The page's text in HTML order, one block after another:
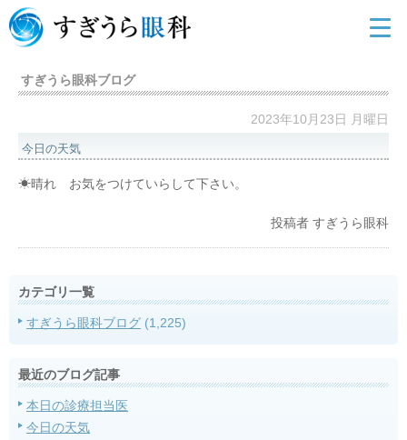
すぎうら眼科ブログ
2023年10月23日 月曜日
今日の天気
☀晴れ お気をつけていらして下さい。
投稿者 すぎうら眼科
カテゴリ一覧
すぎうら眼科ブログ (1,225)
最近のブログ記事
本日の診療担当医
今日の天気